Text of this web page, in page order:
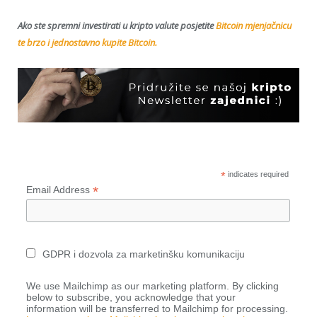
Ako ste spremni investirati u kripto valute posjetiteBitcoin mjenjačnicu
te brzo i jednostavno kupite Bitcoin.
*indicates required
Email Address *
GDPR i dozvola za marketinšku komunikaciju
We use Mailchimp as our marketing platform. By clicking
below to subscribe, you acknowledge that your
information will be transferred to Mailchimp for processing.